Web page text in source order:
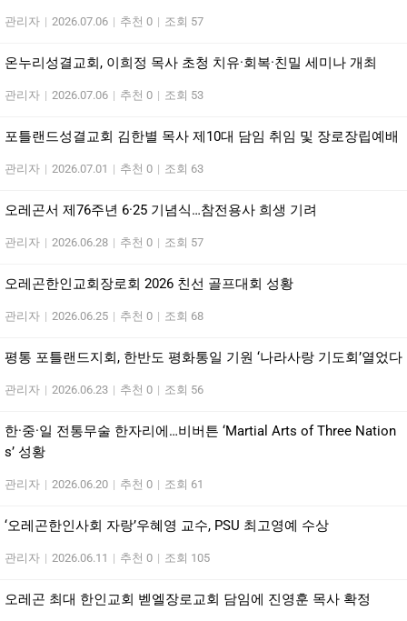
관리자 | 2026.07.06 | 추천 0 | 조회 57
온누리성결교회, 이희정 목사 초청 치유·회복·친밀 세미나 개최
관리자 | 2026.07.06 | 추천 0 | 조회 53
포틀랜드성결교회 김한별 목사 제10대 담임 취임 및 장로장립예배
관리자 | 2026.07.01 | 추천 0 | 조회 63
오레곤서 제76주년 6·25 기념식…참전용사 희생 기려
관리자 | 2026.06.28 | 추천 0 | 조회 57
오레곤한인교회장로회 2026 친선 골프대회 성황
관리자 | 2026.06.25 | 추천 0 | 조회 68
평통 포틀랜드지회, 한반도 평화통일 기원 ‘나라사랑 기도회’열었다
관리자 | 2026.06.23 | 추천 0 | 조회 56
한·중·일 전통무술 한자리에…비버튼 ‘Martial Arts of Three Nation
s’ 성황
관리자 | 2026.06.20 | 추천 0 | 조회 61
‘오레곤한인사회 자랑’우혜영 교수, PSU 최고영예 수상
관리자 | 2026.06.11 | 추천 0 | 조회 105
오레곤 최대 한인교회 벧엘장로교회 담임에 진영훈 목사 확정